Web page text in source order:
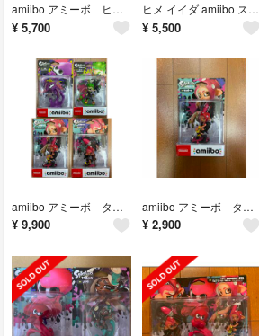
amiibo アミーボ ヒメ イイダ
¥ 5,700
ヒメ イイダ amiibo スプラトゥーン
¥ 5,500
amiibo アミーボ タコガール タコボーイ ボーイ
¥ 9,900
amiibo アミーボ タコガール 新品
¥ 2,900